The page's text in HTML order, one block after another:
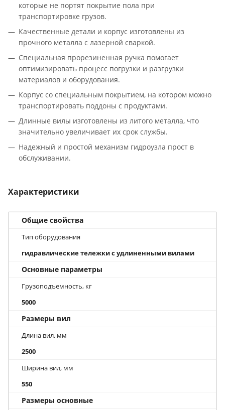
которые не портят покрытие пола при
транспортировке грузов.
Качественные детали и корпус изготовлены из
прочного металла с лазерной сваркой.
Специальная прорезиненная ручка помогает
оптимизировать процесс погрузки и разгрузки
материалов и оборудования.
Корпус со специальным покрытием, на котором можно
транспортировать поддоны с продуктами.
Длинные вилы изготовлены из литого металла, что
значительно увеличивает их срок службы.
Надежный и простой механизм гидроузла прост в
обслуживании.
Характеристики
Общие свойства
Тип оборудования
гидравлические тележки с удлиненными вилами
Основные параметры
Грузоподъемность, кг
5000
Размеры вил
Длина вил, мм
2500
Ширина вил, мм
550
Размеры основные